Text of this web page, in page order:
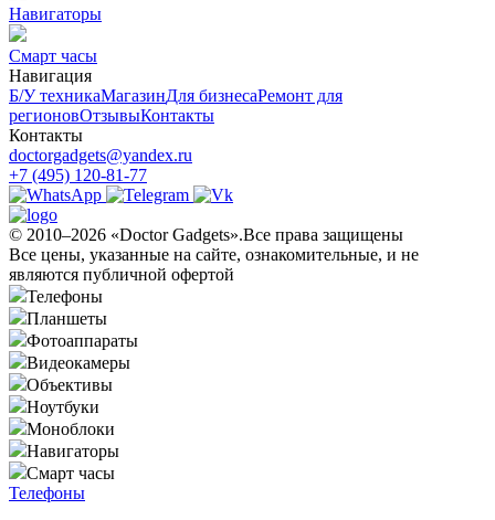
Навигаторы
Смарт часы
Навигация
Б/У техникaМагазинДля бизнесаРемонт для
регионовОтзывыКонтакты
Контакты
doctorgadgets@yandex.ru
+7 (495) 120-81-77
© 2010–2026 «Doctor Gadgets».Все права защищены
Все цены, указанные на сайте, ознакомительные, и не
являются публичной офертой
Телефоны
Планшеты
Фотоаппараты
Видеокамеры
Объективы
Ноутбуки
Моноблоки
Навигаторы
Смарт часы
Телефоны